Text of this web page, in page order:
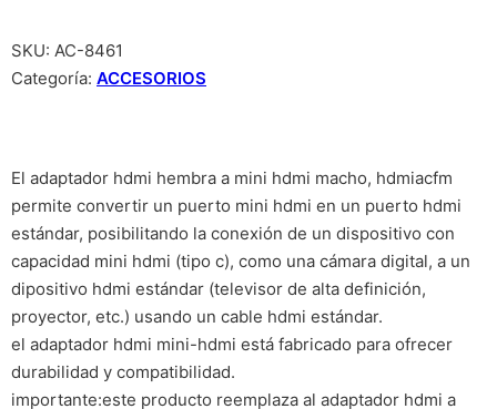
SKU: AC-8461
Categoría: ACCESORIOS
El adaptador hdmi hembra a mini hdmi macho, hdmiacfm
permite convertir un puerto mini hdmi en un puerto hdmi
estándar, posibilitando la conexión de un dispositivo con
capacidad mini hdmi (tipo c), como una cámara digital, a un
dipositivo hdmi estándar (televisor de alta definición,
proyector, etc.) usando un cable hdmi estándar.
el adaptador hdmi mini-hdmi está fabricado para ofrecer
durabilidad y compatibilidad.
importante:este producto reemplaza al adaptador hdmi a